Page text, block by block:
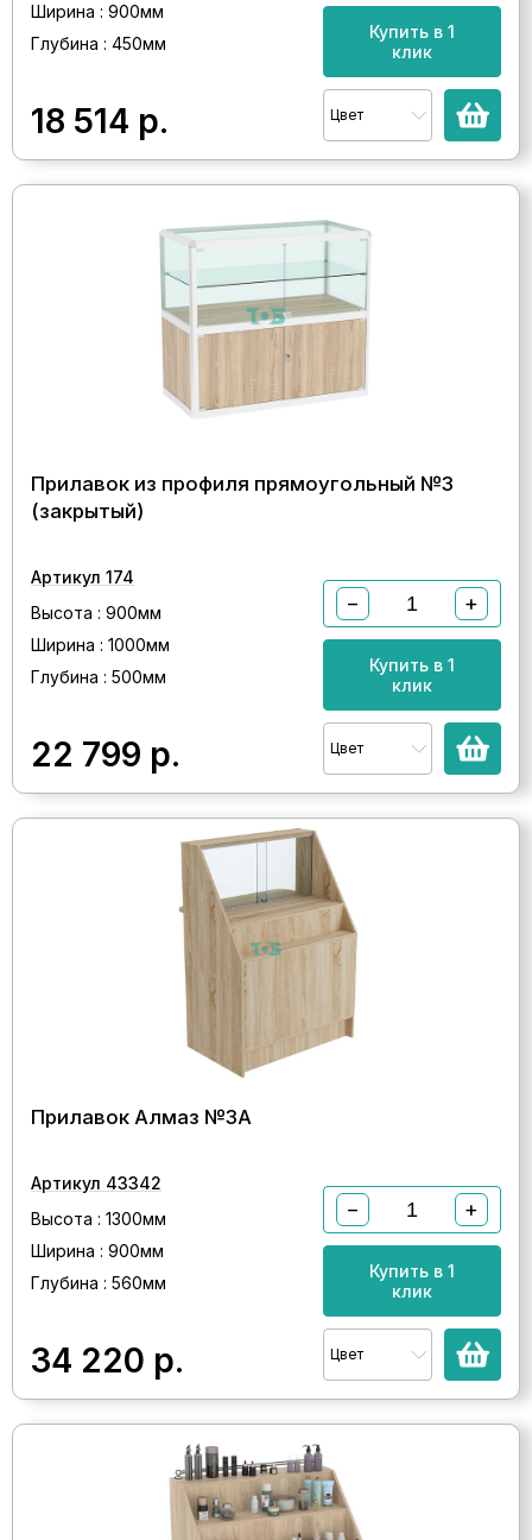
Ширина : 900мм
Глубина : 450мм
18 514 р.
Купить в 1
клик
Цвет
Прилавок из профиля прямоугольный №3
(закрытый)
Артикул 174
Высота : 900мм
Ширина : 1000мм
Глубина : 500мм
22 799 р.
− +
Купить в 1
клик
Цвет
Прилавок Алмаз №3А
Артикул 43342
Высота : 1300мм
Ширина : 900мм
Глубина : 560мм
34 220 р.
− +
Купить в 1
клик
Цвет